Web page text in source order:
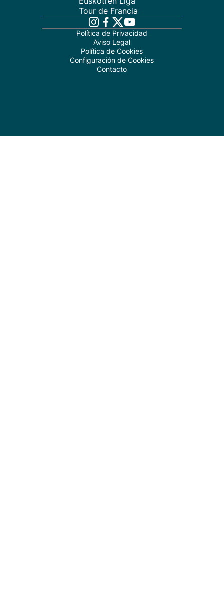
Tour de Francia
Política de Privacidad
Aviso Legal
Política de Cookies
Configuración de Cookies
Contacto